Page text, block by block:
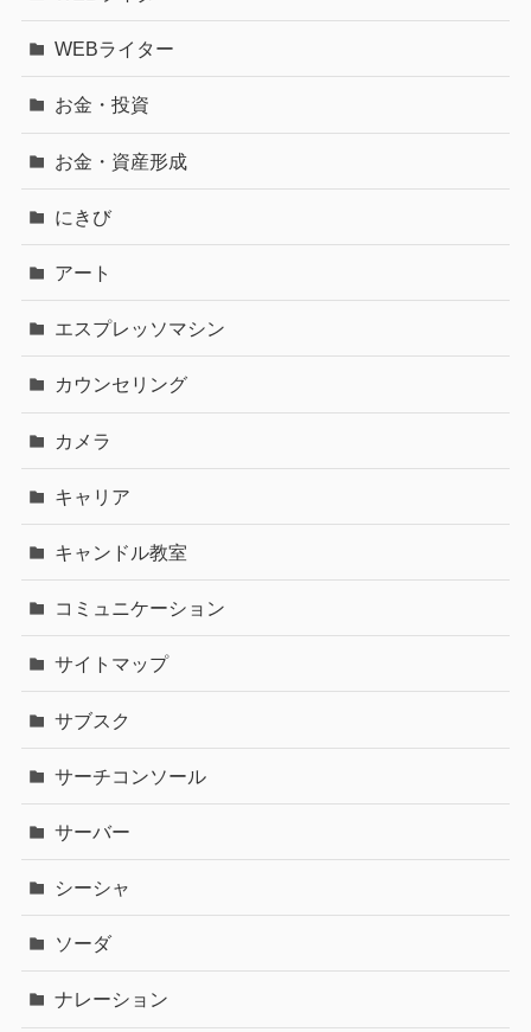
WEBライター
お金・投資
お金・資産形成
にきび
アート
エスプレッソマシン
カウンセリング
カメラ
キャリア
キャンドル教室
コミュニケーション
サイトマップ
サブスク
サーチコンソール
サーバー
シーシャ
ソーダ
ナレーション